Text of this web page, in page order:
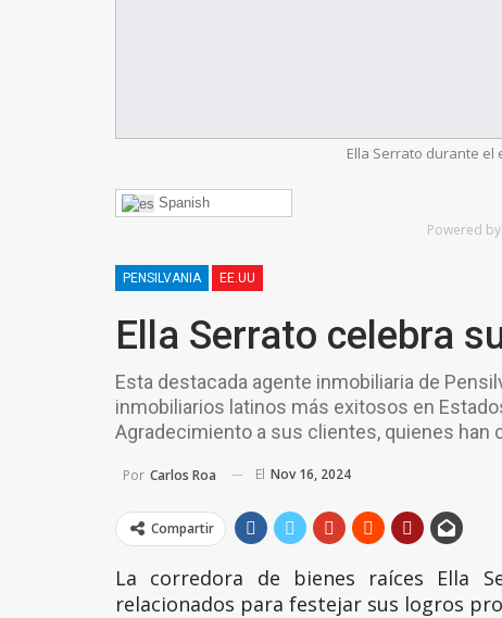
Ella Serrato durante el
Spanish
Powered
PENSILVANIA EE.UU
Ella Serrato celebra
Esta destacada agente inmobiliaria de
inmobiliarios latinos más exitosos en
Agradecimiento a sus clientes, quienes han
Por Carlos Roa El Nov 16, 2024
Compartir
La corredora de bienes raíces Ella
relacionados para festejar sus logros